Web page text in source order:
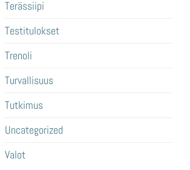
Terässiipi
Testitulokset
Trenoli
Turvallisuus
Tutkimus
Uncategorized
Valot